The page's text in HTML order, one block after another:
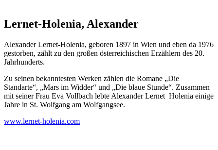
Lernet-Holenia, Alexander
Alexander Lernet-Holenia, geboren 1897 in Wien und eben da 1976
gestorben, zählt zu den großen österreichischen Erzählern des 20.
Jahrhunderts.
Zu seinen bekanntesten Werken zählen die Romane „Die
Standarte“, „Mars im Widder“ und „Die blaue Stunde“. Zusammen
mit seiner Frau Eva Vollbach lebte Alexander Lernet ­ Holenia einige
Jahre in St. Wolfgang am Wolfgangsee.
www.lernet-holenia.com